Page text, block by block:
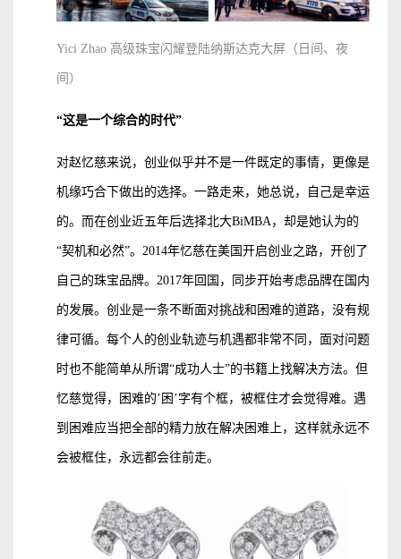
Yici Zhao 高级珠宝闪耀登陆纳斯达克大屏（日间、夜
间）
“这是一个综合的时代”
对赵忆慈来说，创业似乎并不是一件既定的事情，更像是
机缘巧合下做出的选择。一路走来，她总说，自己是幸运
的。而在创业近五年后选择北大BiMBA，却是她认为的
“契机和必然”。2014年忆慈在美国开启创业之路，开创了
自己的珠宝品牌。2017年回国，同步开始考虑品牌在国内
的发展。创业是一条不断面对挑战和困难的道路，没有规
律可循。每个人的创业轨迹与机遇都非常不同，面对问题
时也不能简单从所谓“成功人士”的书籍上找解决方法。但
忆慈觉得，困难的’困’字有个框，被框住才会觉得难。遇
到困难应当把全部的精力放在解决困难上，这样就永远不
会被框住，永远都会往前走。